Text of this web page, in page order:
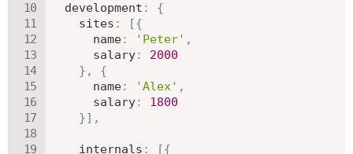
development :
{
sites : [{
name: 'Peter' ,
salary:
2000
} ,
{
name: 'Alex' ,
salary:
1800
}] ,
internals : [{